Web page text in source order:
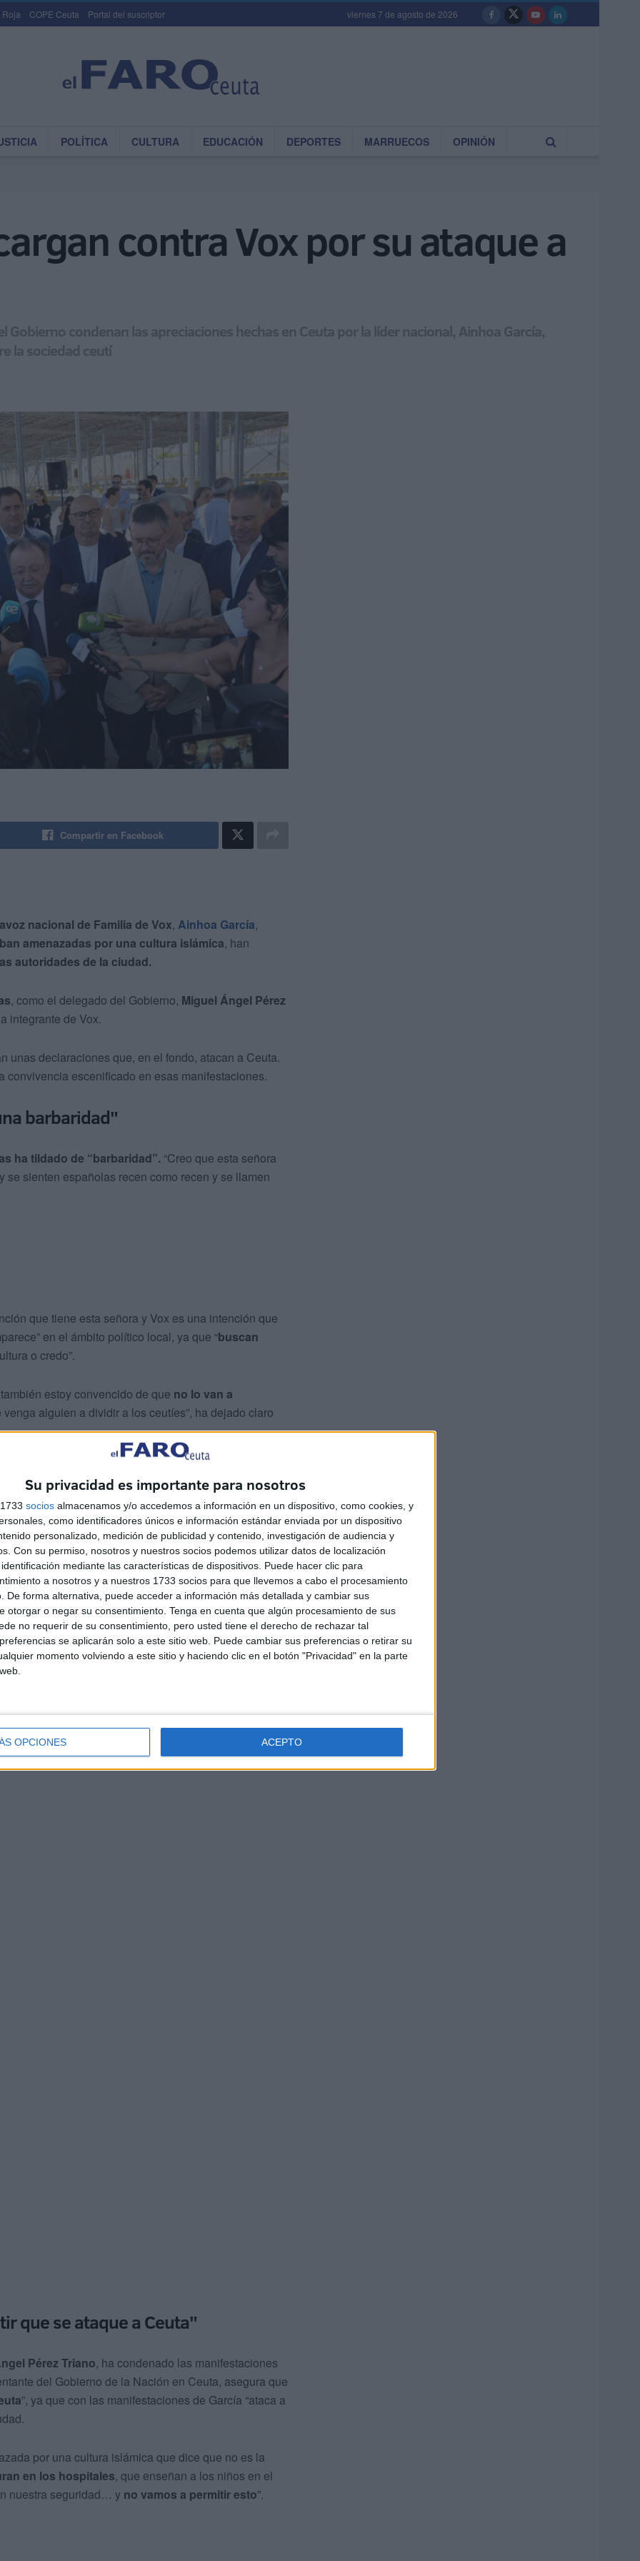
Su privacidad es importante para nosotros
socios almacenamos y/o accedemos a información en un dispositivo, como cookies, y
como identificadores únicos e información estándar enviada por un dispositivo
personalizado, medición de publicidad y contenido, investigación de audiencia y
Con su permiso, nosotros y nuestros socios podemos utilizar datos de localización
mediante las características de dispositivos. Puede hacer clic para
a nosotros y a nuestros 1733 socios para que llevemos a cabo el procesamiento
De forma alternativa, puede acceder a información más detallada y cambiar sus
otorgar o negar su consentimiento. Tenga en cuenta que algún procesamiento de sus
no requerir de su consentimiento, pero usted tiene el derecho de rechazar tal
se aplicarán solo a este sitio web. Puede cambiar sus preferencias o retirar su
momento volviendo a este sitio y haciendo clic en el botón "Privacidad" en la parte
OPCIONES ACEPTO
Roja COPE Ceuta Portal del suscriptor viernes 7 de agosto de 2026
POLÍTICA CULTURA EDUCACIÓN DEPORTES MARRUECOS OPINIÓN
contra Vox por su ataque a
Gobierno condenan las apreciaciones hechas en Ceuta por la líder nacional, Ainhoa García,
la sociedad ceutí
Compartir en Facebook
nacional de Familia de Vox, Ainhoa García,
amenazadas por una cultura islámica, han
autoridades de la ciudad.
, como el delegado del Gobierno, Miguel Ángel Pérez
integrante de Vox.
unas declaraciones que, en el fondo, atacan a Ceuta.
convivencia escenificado en esas manifestaciones.
barbaridad"
ha tildado de “barbaridad”. “Creo que esta señora
sienten españolas recen como recen y se llamen
que tiene esta señora y Vox es una intención que
en el ámbito político local, ya que “buscan
o credo”.
estoy convencido de que no lo van a
alguien a dividir a los ceutíes”, ha dejado claro
vivir en paz y armonía. Para nosotros, la convivencia
a Ceuta si no se quiere la convivencia en Ceuta,
, la convivencia no admite ninguna transacción”, ha
de Vox en una estrategia estilada por el
va a permitir ninguna división social.
que se ataque a Ceuta"
Pérez Triano, ha condenado las manifestaciones
del Gobierno de la Nación en Ceuta, asegura que
”, ya que con las manifestaciones de García “ataca a
por una cultura islámica que dice que no es la
en los hospitales, que enseñan a los niños en el
nuestra seguridad… y no vamos a permitir esto”.